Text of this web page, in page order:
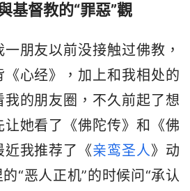
基督教的“罪惡”觀
朋友以前没接触过佛教，
心经》，加上和我相处的
的朋友圈，不久前起了想
让她看了《佛陀传》和《佛
我推荐了《亲鸾圣人》动
“恶人正机”的时候问“承认